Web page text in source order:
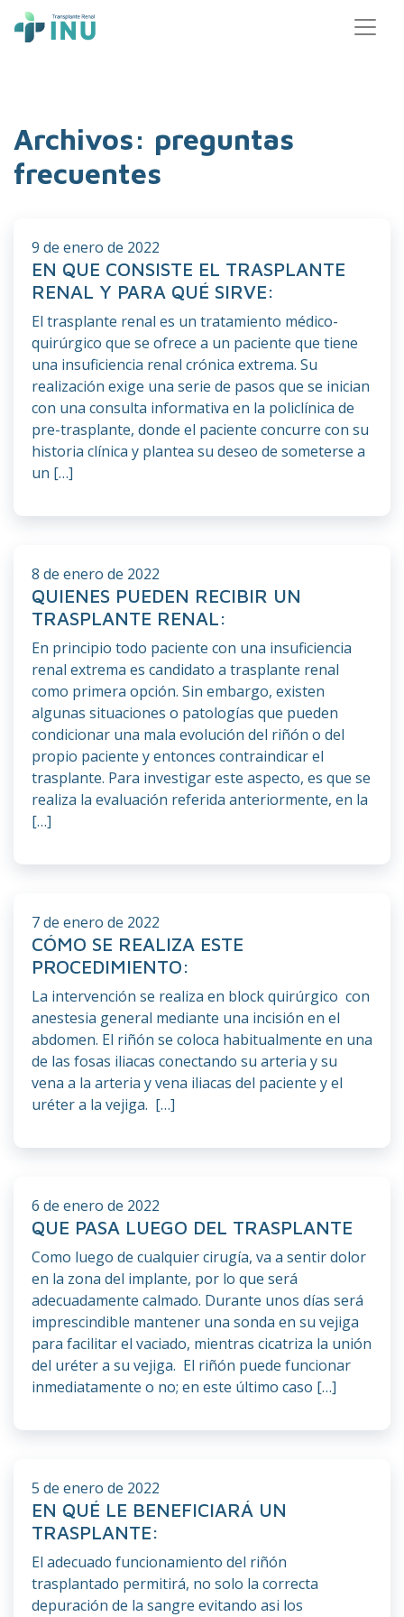
Main Navigation
Archivos: preguntas
frecuentes
9 de enero de 2022
EN QUE CONSISTE EL TRASPLANTE
RENAL Y PARA QUÉ SIRVE:
El trasplante renal es un tratamiento médico-
quirúrgico que se ofrece a un paciente que tiene
una insuficiencia renal crónica extrema. Su
realización exige una serie de pasos que se inician
con una consulta informativa en la policlínica de
pre-trasplante, donde el paciente concurre con su
historia clínica y plantea su deseo de someterse a
un […]
8 de enero de 2022
QUIENES PUEDEN RECIBIR UN
TRASPLANTE RENAL:
En principio todo paciente con una insuficiencia
renal extrema es candidato a trasplante renal
como primera opción. Sin embargo, existen
algunas situaciones o patologías que pueden
condicionar una mala evolución del riñón o del
propio paciente y entonces contraindicar el
trasplante. Para investigar este aspecto, es que se
realiza la evaluación referida anteriormente, en la
[…]
7 de enero de 2022
CÓMO SE REALIZA ESTE
PROCEDIMIENTO:
La intervención se realiza en block quirúrgico con
anestesia general mediante una incisión en el
abdomen. El riñón se coloca habitualmente en una
de las fosas iliacas conectando su arteria y su
vena a la arteria y vena iliacas del paciente y el
uréter a la vejiga. […]
6 de enero de 2022
QUE PASA LUEGO DEL TRASPLANTE
Como luego de cualquier cirugía, va a sentir dolor
en la zona del implante, por lo que será
adecuadamente calmado. Durante unos días será
imprescindible mantener una sonda en su vejiga
para facilitar el vaciado, mientras cicatriza la unión
del uréter a su vejiga. El riñón puede funcionar
inmediatamente o no; en este último caso […]
5 de enero de 2022
EN QUÉ LE BENEFICIARÁ UN
TRASPLANTE:
El adecuado funcionamiento del riñón
trasplantado permitirá, no solo la correcta
depuración de la sangre evitando asi los